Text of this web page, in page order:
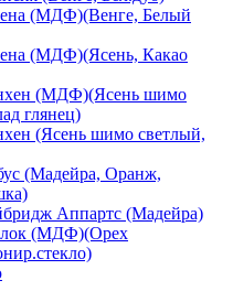
(МДФ)(Венге, Белый
(МДФ)(Ясень, Какао
(МДФ)(Ясень шимо
глянец)
(Ясень шимо светлый,
(Мадейра, Оранж,
Аппартс (Мадейра)
(МДФ)(Орех